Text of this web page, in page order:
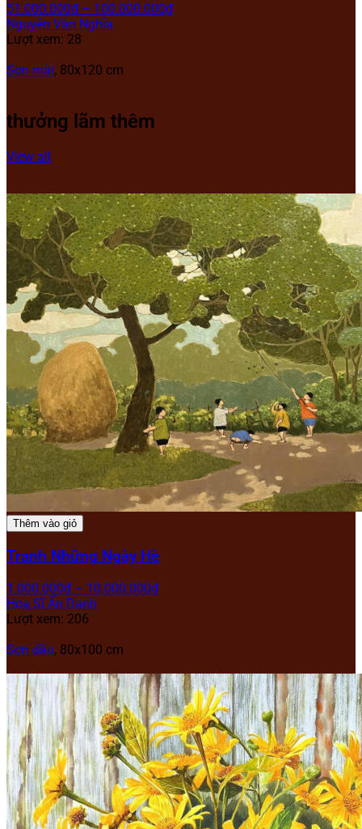
51.000.000₫ – 100.000.000₫
Nguyễn Văn Nghĩa
Lượt xem: 28
Sơn mài, 80x120 cm
thưởng lãm thêm
View all
Thêm vào giỏ
Tranh Những Ngày Hè
1.000.000₫ – 10.000.000₫
Họa Sĩ Ẩn Danh
Lượt xem: 206
Sơn dầu, 80x100 cm